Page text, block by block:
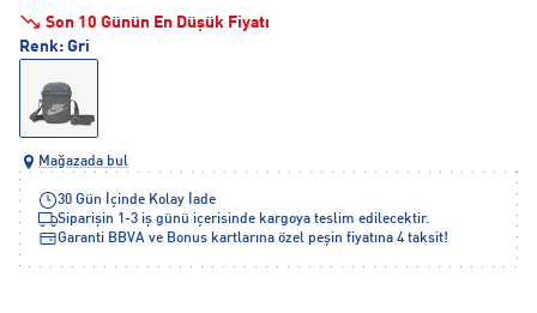
Son 10 Günün En Düşük Fiyatı
Renk: Gri
Mağazada bul
30 Gün İçinde Kolay İade
Siparişin 1-3 iş günü içerisinde kargoya teslim edilecektir.
Garanti BBVA ve Bonus kartlarına özel peşin fiyatına 4 taksit!